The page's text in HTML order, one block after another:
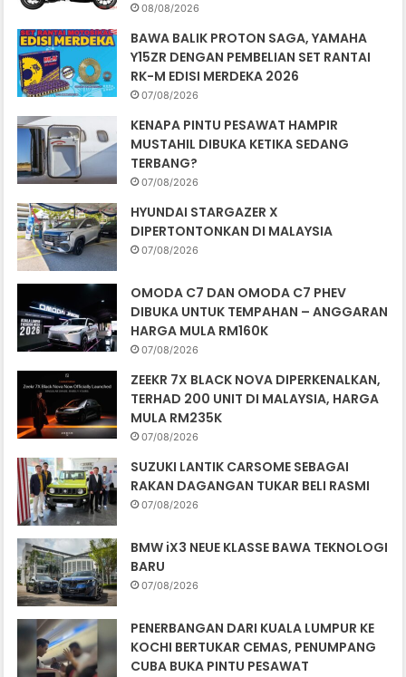
08/08/2026
BAWA BALIK PROTON SAGA, YAMAHA
Y15ZR DENGAN PEMBELIAN SET RANTAI
RK-M EDISI MERDEKA 2026
07/08/2026
KENAPA PINTU PESAWAT HAMPIR
MUSTAHIL DIBUKA KETIKA SEDANG
TERBANG?
07/08/2026
HYUNDAI STARGAZER X
DIPERTONTONKAN DI MALAYSIA
07/08/2026
OMODA C7 DAN OMODA C7 PHEV
DIBUKA UNTUK TEMPAHAN – ANGGARAN
HARGA MULA RM160K
07/08/2026
ZEEKR 7X BLACK NOVA DIPERKENALKAN,
TERHAD 200 UNIT DI MALAYSIA, HARGA
MULA RM235K
07/08/2026
SUZUKI LANTIK CARSOME SEBAGAI
RAKAN DAGANGAN TUKAR BELI RASMI
07/08/2026
BMW iX3 NEUE KLASSE BAWA TEKNOLOGI
BARU
07/08/2026
PENERBANGAN DARI KUALA LUMPUR KE
KOCHI BERTUKAR CEMAS, PENUMPANG
CUBA BUKA PINTU PESAWAT